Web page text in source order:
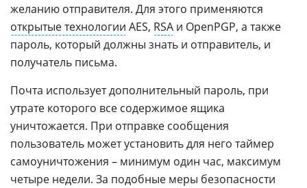
желанию отправителя. Для этого применяются
открытые технологии AES, RSA и OpenPGP, а также
пароль, который должны знать и отправитель, и
получатель письма.
Почта использует дополнительный пароль, при
утрате которого все содержимое ящика
уничтожается. При отправке сообщения
пользователь может установить для него таймер
самоуничтожения – минимум один час, максимум
четыре недели. За подобные меры безопасности